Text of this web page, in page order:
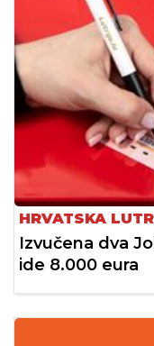
HRVATSKA
Izvučena dva
ide 8.000 eura